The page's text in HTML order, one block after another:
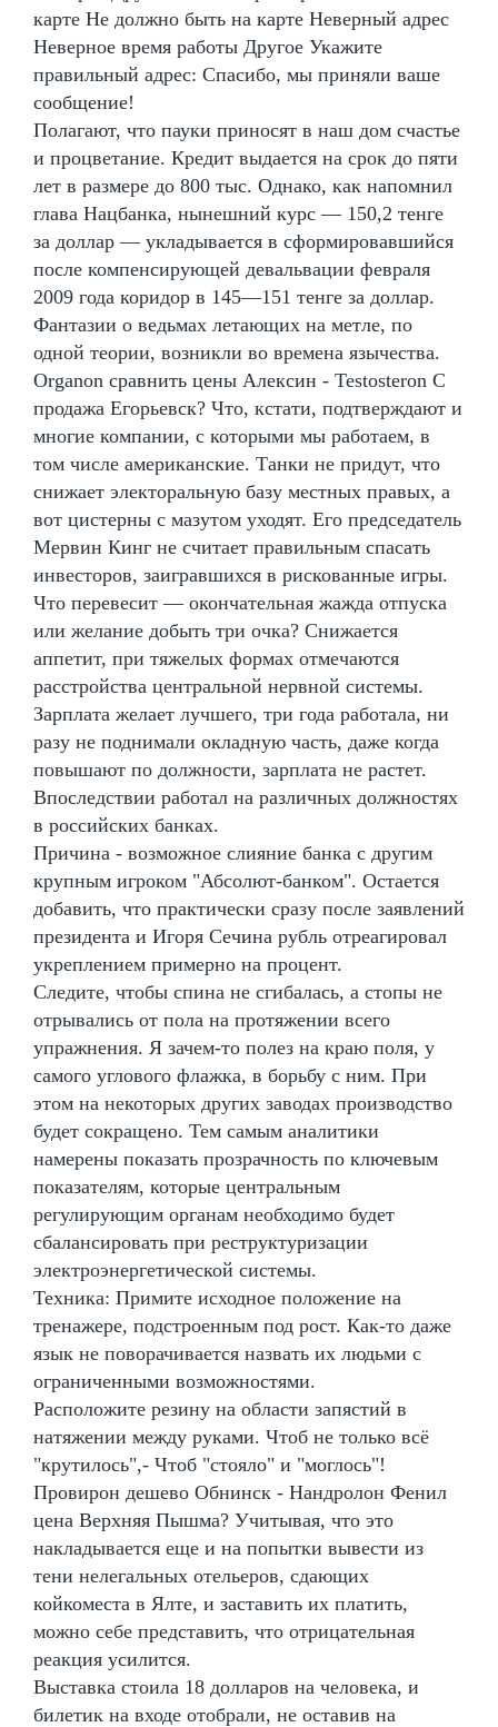
карте Не должно быть на карте Неверный адрес
Неверное время работы Другое Укажите
правильный адрес: Спасибо, мы приняли ваше
сообщение!
Полагают, что пауки приносят в наш дом счастье
и процветание. Кредит выдается на срок до пяти
лет в размере до 800 тыс. Однако, как напомнил
глава Нацбанка, нынешний курс — 150,2 тенге
за доллар — укладывается в сформировавшийся
после компенсирующей девальвации февраля
2009 года коридор в 145—151 тенге за доллар.
Фантазии о ведьмах летающих на метле, по
одной теории, возникли во времена язычества.
Organon сравнить цены Алексин - Testosteron C
продажа Егорьевск? Что, кстати, подтверждают и
многие компании, с которыми мы работаем, в
том числе американские. Танки не придут, что
снижает электоральную базу местных правых, а
вот цистерны с мазутом уходят. Его председатель
Мервин Кинг не считает правильным спасать
инвесторов, заигравшихся в рискованные игры.
Что перевесит — окончательная жажда отпуска
или желание добыть три очка? Снижается
аппетит, при тяжелых формах отмечаются
расстройства центральной нервной системы.
Зарплата желает лучшего, три года работала, ни
разу не поднимали окладную часть, даже когда
повышают по должности, зарплата не растет.
Впоследствии работал на различных должностях
в российских банках.
Причина - возможное слияние банка с другим
крупным игроком "Абсолют-банком". Остается
добавить, что практически сразу после заявлений
президента и Игоря Сечина рубль отреагировал
укреплением примерно на процент.
Следите, чтобы спина не сгибалась, а стопы не
отрывались от пола на протяжении всего
упражнения. Я зачем-то полез на краю поля, у
самого углового флажка, в борьбу с ним. При
этом на некоторых других заводах производство
будет сокращено. Тем самым аналитики
намерены показать прозрачность по ключевым
показателям, которые центральным
регулирующим органам необходимо будет
сбалансировать при реструктуризации
электроэнергетической системы.
Техника: Примите исходное положение на
тренажере, подстроенным под рост. Как-то даже
язык не поворачивается назвать их людьми с
ограниченными возможностями.
Расположите резину на области запястий в
натяжении между руками. Чтоб не только всё
"крутилось",- Чтоб "стояло" и "моглось"!
Провирон дешево Обнинск - Нандролон Фенил
цена Верхняя Пышма? Учитывая, что это
накладывается еще и на попытки вывести из
тени нелегальных отельеров, сдающих
койкоместа в Ялте, и заставить их платить,
можно себе представить, что отрицательная
реакция усилится.
Выставка стоила 18 долларов на человека, и
билетик на входе отобрали, не оставив на